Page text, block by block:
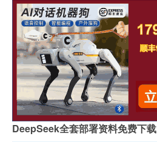
DeepSeek全套部署资料免费下载